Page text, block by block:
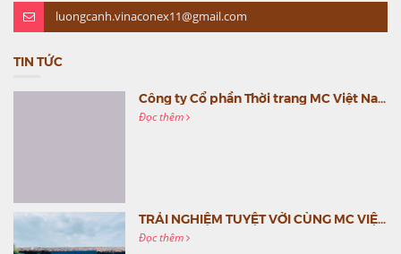
luongcanh.vinaconex11@gmail.com
TIN TỨC
Công ty Cổ phần Thời trang MC Việt Nam (MC Fashion) tổ chức Gala mừng sinh nhật lần thứ 9
Đọc thêm
TRẢI NGHIỆM TUYỆT VỜI CÙNG MC VIỆT NAM
Đọc thêm